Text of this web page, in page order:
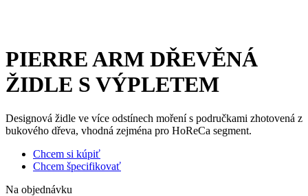
PIERRE ARM DŘEVĚNÁ
ŽIDLE S VÝPLETEM
Designová židle ve více odstínech moření s područkami zhotovená z
bukového dřeva, vhodná zejména pro HoReCa segment.
Chcem si kúpiť
Chcem špecifikovať
Na objednávku